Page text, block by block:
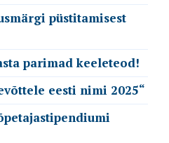
püstitamisest
parimad keeleteod!
eesti nimi 2025“